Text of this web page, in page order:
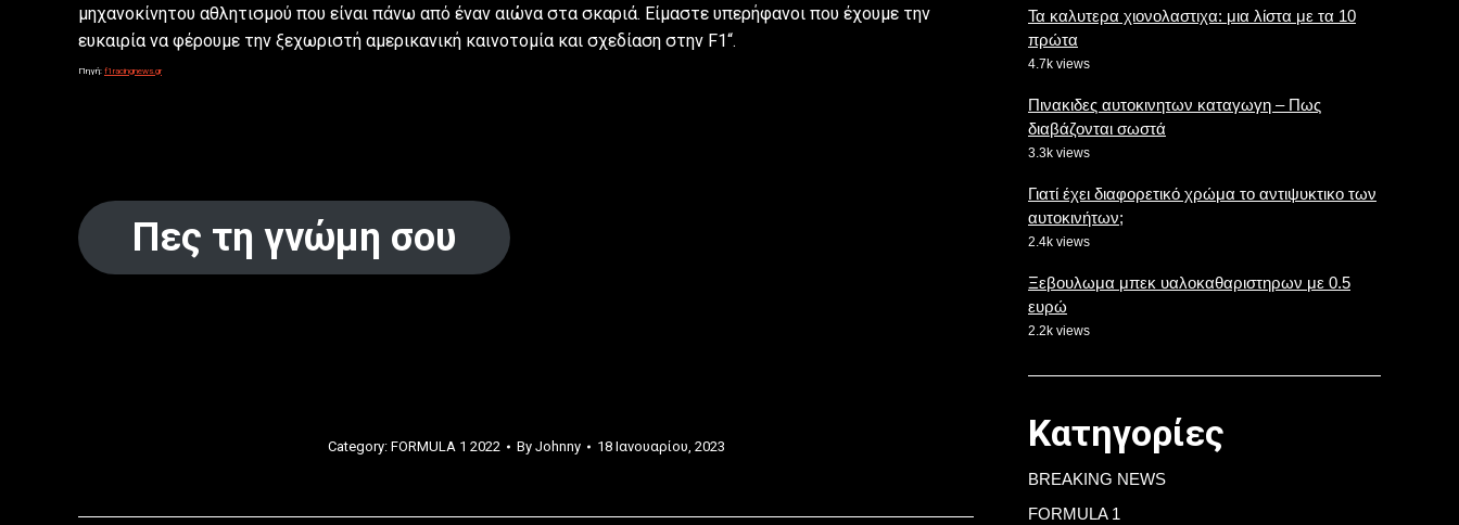
μηχανοκίνητου αθλητισμού που είναι πάνω από έναν αιώνα στα σκαριά. Είμαστε υπερήφανοι που έχουμε την
ευκαιρία να φέρουμε την ξεχωριστή αμερικανική καινοτομία και σχεδίαση στην F1“.
Πηγή: f1racingnews.gr
Πες τη γνώμη σου
Category: FORMULA 1 2022 By Johnny 18 Ιανουαρίου, 2023
Τα καλυτερα χιονολαστιχα: μια λίστα με τα 10
πρώτα
4.7k views
Πινακιδες αυτοκινητων καταγωγη – Πως
διαβάζονται σωστά
3.3k views
Γιατί έχει διαφορετικό χρώμα το αντιψυκτικο των
αυτοκινήτων;
2.4k views
Ξεβουλωμα μπεκ υαλοκαθαριστηρων με 0.5
ευρώ
2.2k views
Κατηγορίες
BREAKING NEWS
FORMULA 1